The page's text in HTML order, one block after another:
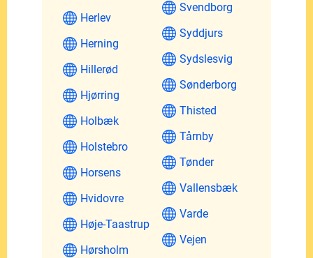
Herlev
Herning
Hillerød
Hjørring
Holbæk
Holstebro
Horsens
Hvidovre
Høje-Taastrup
Hørsholm
Svendborg
Syddjurs
Sydslesvig
Sønderborg
Thisted
Tårnby
Tønder
Vallensbæk
Varde
Vejen